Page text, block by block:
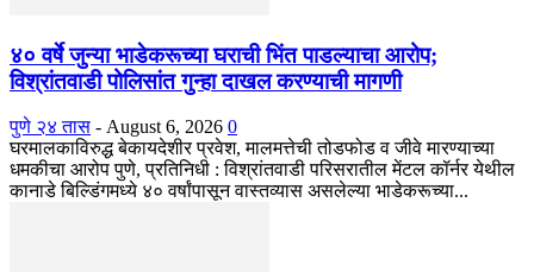
४० वर्षे जुन्या भाडेकरूच्या घराची भिंत पाडल्याचा आरोप;
विश्रांतवाडी पोलिसांत गुन्हा दाखल करण्याची मागणी
पुणे २४ तास - August 6, 2026 0
घरमालकाविरुद्ध बेकायदेशीर प्रवेश, मालमत्तेची तोडफोड व जीवे मारण्याच्या
धमकीचा आरोप पुणे, प्रतिनिधी : विश्रांतवाडी परिसरातील मेंटल कॉर्नर येथील
कानाडे बिल्डिंगमध्ये ४० वर्षांपासून वास्तव्यास असलेल्या भाडेकरूच्या...